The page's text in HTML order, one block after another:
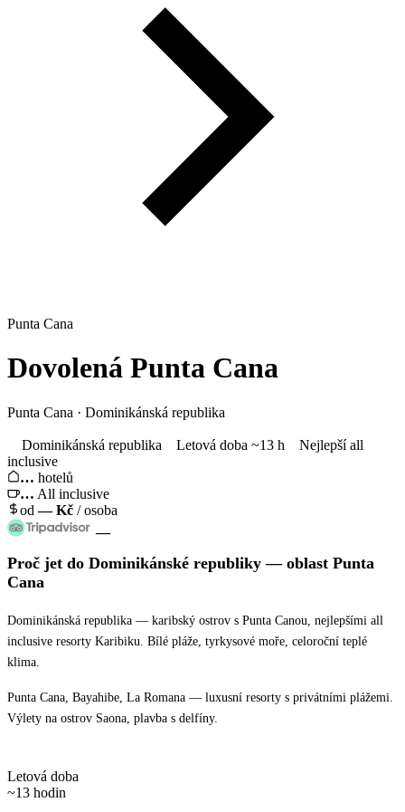
Punta Cana
Dovolená Punta Cana
Punta Cana · Dominikánská republika
Dominikánská republika Letová doba ~13 h
Nejlepší all
inclusive
… hotelů
… All inclusive
od—Kč / osoba
—
Proč jet do Dominikánské republiky — oblast Punta
Cana
Dominikánská republika — karibský ostrov s Punta Canou, nejlepšími all
inclusive resorty Karibiku. Bílé pláže, tyrkysové moře, celoroční teplé
klima.
Punta Cana, Bayahibe, La Romana — luxusní resorty s privátními plážemi.
Výlety na ostrov Saona, plavba s delfíny.
Letová doba
~13 hodin